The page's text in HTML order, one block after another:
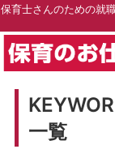
保育士さんのための就
一覧